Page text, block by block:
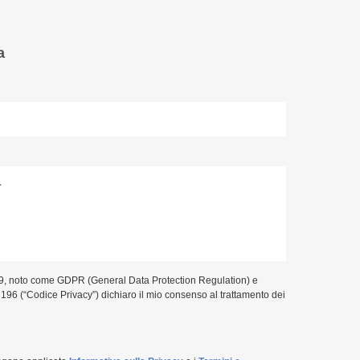
noto come GDPR (General Data Protection Regulation) e
(“Codice Privacy”) dichiaro il mio consenso al trattamento dei